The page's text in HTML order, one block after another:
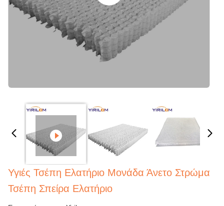
Υγιές Τσέπη Ελατήριο Μονάδα Άνετο Στρώμα
Τσέπη Σπείρα Ελατήριο